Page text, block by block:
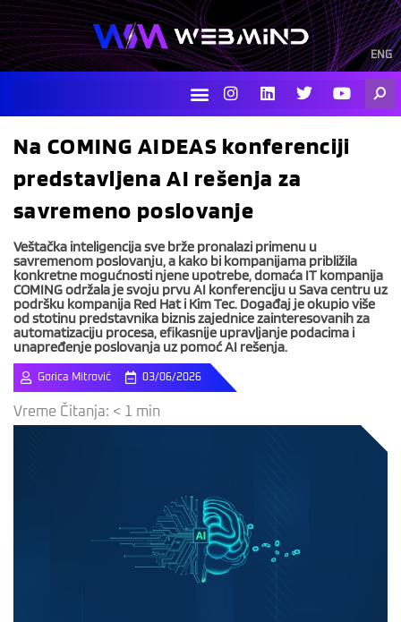
Skip
to
content
ENG
I
n
s
a
r
m
L
i
n
e
i
T
w
i
t
Y
o
u
u
Na COMING AIDEAS konferenciji
predstavljena AI rešenja za
savremeno poslovanje
Veštačka inteligencija sve brže pronalazi primenu u
savremenom poslovanju, a kako bi kompanijama približila
konkretne mogućnosti njene upotrebe, domaća IT kompanija
COMING održala je svoju prvu AI konferenciju u Sava centru uz
podršku kompanija Red Hat i Kim Tec. Događaj je okupio više
od stotinu predstavnika biznis zajednice zainteresovanih za
automatizaciju procesa, efikasnije upravljanje podacima i
unapređenje poslovanja uz pomoć AI rešenja.
Gorica Mitrović 03/06/2026
Vreme Čitanja: < 1 min